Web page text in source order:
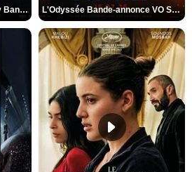
Spider-Man: Brand New Day Bande-annonce VO STFR L'Odyssée Bande-annonce VO STFR